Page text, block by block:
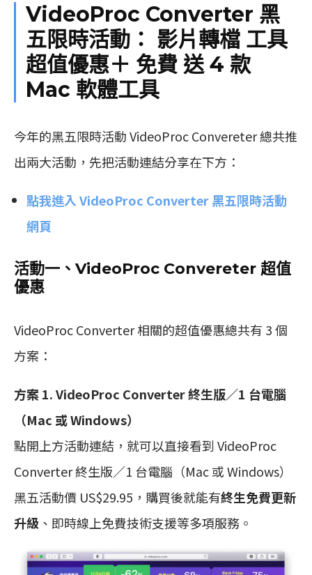
VideoProc Converter 黑
五限時活動： 影片轉檔 工具
超值優惠＋ 免費 送 4 款
Mac 軟體工具
今年的黑五限時活動 VideoProc Convereter 總共推
出兩大活動，先把活動連結分享在下方：
點我進入 VideoProc Converter 黑五限時活動
網頁
活動一、VideoProc Convereter 超值
優惠
VideoProc Converter 相關的超值優惠總共有 3 個
方案：
方案 1. VideoProc Converter 終生版／1 台電腦
（Mac 或 Windows）
點開上方活動連結，就可以直接看到 VideoProc
Converter 終生版／1 台電腦（Mac 或 Windows）
黑五活動價 US$29.95，購買後就能有終生免費更新
升級 、即時線上免費技術支援等多項服務。